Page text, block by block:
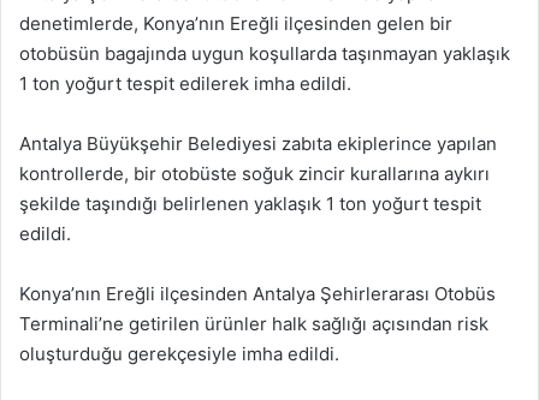
denetimlerde, Konya’nın Ereğli ilçesinden gelen bir
otobüsün bagajında uygun koşullarda taşınmayan yaklaşık
1 ton yoğurt tespit edilerek imha edildi.
Antalya Büyükşehir Belediyesi zabıta ekiplerince yapılan
kontrollerde, bir otobüste soğuk zincir kurallarına aykırı
şekilde taşındığı belirlenen yaklaşık 1 ton yoğurt tespit
edildi.
Konya’nın Ereğli ilçesinden Antalya Şehirlerarası Otobüs
Terminali’ne getirilen ürünler halk sağlığı açısından risk
oluşturduğu gerekçesiyle imha edildi.